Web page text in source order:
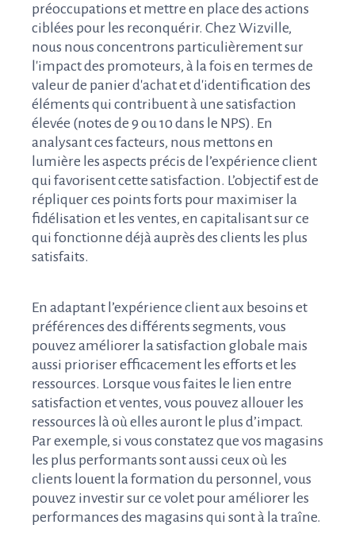
préoccupations et mettre en place des actions
ciblées pour les reconquérir. Chez Wizville,
nous nous concentrons particulièrement sur
l'impact des promoteurs, à la fois en termes de
valeur de panier d'achat et d'identification des
éléments qui contribuent à une satisfaction
élevée (notes de 9 ou 10 dans le NPS). En
analysant ces facteurs, nous mettons en
lumière les aspects précis de l’expérience client
qui favorisent cette satisfaction. L’objectif est de
répliquer ces points forts pour maximiser la
fidélisation et les ventes, en capitalisant sur ce
qui fonctionne déjà auprès des clients les plus
satisfaits.
En adaptant l’expérience client aux besoins et
préférences des différents segments, vous
pouvez améliorer la satisfaction globale mais
aussi prioriser efficacement les efforts et les
ressources. Lorsque vous faites le lien entre
satisfaction et ventes, vous pouvez allouer les
ressources là où elles auront le plus d’impact.
Par exemple, si vous constatez que vos magasins
les plus performants sont aussi ceux où les
clients louent la formation du personnel, vous
pouvez investir sur ce volet pour améliorer les
performances des magasins qui sont à la traîne.